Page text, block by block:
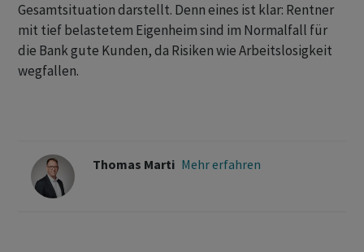
Gesamtsituation darstellt. Denn eines ist klar: Rentner
mit tief belastetem Eigenheim sind im Normalfall für
die Bank gute Kunden, da Risiken wie Arbeitslosigkeit
wegfallen.
Thomas Marti Mehr erfahren